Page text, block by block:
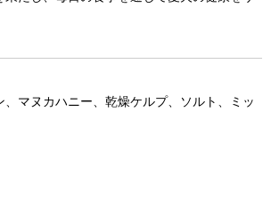
マヌカハニー、乾燥ケルプ、ソルト、ミッ